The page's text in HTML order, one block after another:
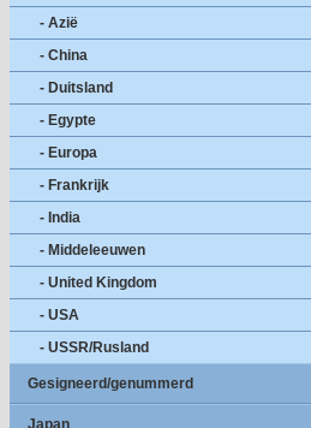
- Azië
- China
- Duitsland
- Egypte
- Europa
- Frankrijk
- India
- Middeleeuwen
- United Kingdom
- USA
- USSR/Rusland
Gesigneerd/genummerd
Japan